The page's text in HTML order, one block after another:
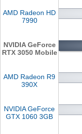
AMD Radeon HD
7990
NVIDIA GeForce
RTX 3050 Mobile
AMD Radeon R9
390X
NVIDIA GeForce
GTX 1060 3GB